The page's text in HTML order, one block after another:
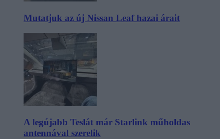
Mutatjuk az új Nissan Leaf hazai árait
A legújabb Teslát már Starlink műholdas
antennával szerelik